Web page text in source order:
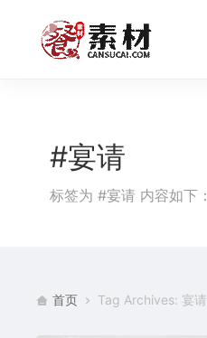
#宴请
标签为 #宴请 内容如下：
首页 Tag Archives: 宴请